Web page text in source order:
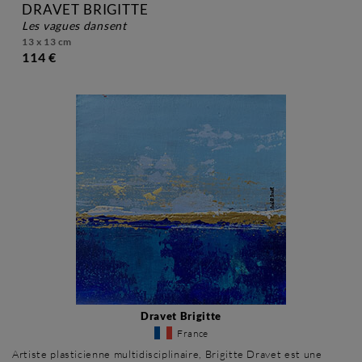
DRAVET BRIGITTE
les vagues dansent
13 x 13 cm
114 €
Dravet Brigitte
France
Artiste plasticienne multidisciplinaire, Brigitte Dravet est une